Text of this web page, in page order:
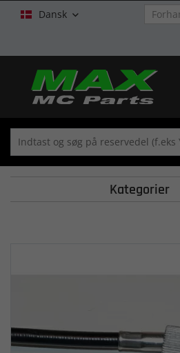
Dansk 
Kategorier